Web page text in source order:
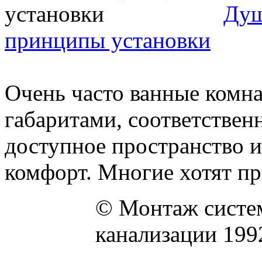
принципы установки
Очень часто ванные
габаритами,
доступное пространство
комфорт. Многие хотят
© Монтаж
канализации